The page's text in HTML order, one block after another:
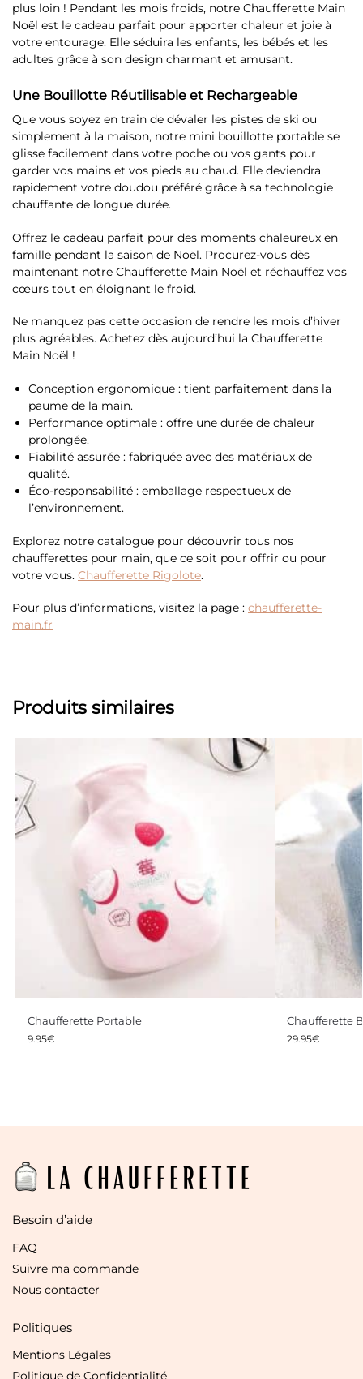
plus loin ! Pendant les mois froids, notre Chaufferette Main
Noël est le cadeau parfait pour apporter chaleur et joie à
votre entourage. Elle séduira les enfants, les bébés et les
adultes grâce à son design charmant et amusant.
Une Bouillotte Réutilisable et Rechargeable
Que vous soyez en train de dévaler les pistes de ski ou
simplement à la maison, notre mini bouillotte portable se
glisse facilement dans votre poche ou vos gants pour
garder vos mains et vos pieds au chaud. Elle deviendra
rapidement votre doudou préféré grâce à sa technologie
chauffante de longue durée.
Offrez le cadeau parfait pour des moments chaleureux en
famille pendant la saison de Noël. Procurez-vous dès
maintenant notre Chaufferette Main Noël et réchauffez vos
cœurs tout en éloignant le froid.
Ne manquez pas cette occasion de rendre les mois d’hiver
plus agréables. Achetez dès aujourd’hui la Chaufferette
Main Noël !
Conception ergonomique : tient parfaitement dans la
paume de la main.
Performance optimale : offre une durée de chaleur
prolongée.
Fiabilité assurée : fabriquée avec des matériaux de
qualité.
Éco-responsabilité : emballage respectueux de
l’environnement.
Explorez notre catalogue pour découvrir tous nos
chaufferettes pour main, que ce soit pour offrir ou pour
votre vous. Chaufferette Rigolote.
Pour plus d’informations, visitez la page : chaufferette-
main.fr
Produits similaires
Chaufferette Portable
9.95€
Chaufferette
29.95€
Besoin d’aide
FAQ
Suivre ma commande
Nous contacter
Politiques
Mentions Légales